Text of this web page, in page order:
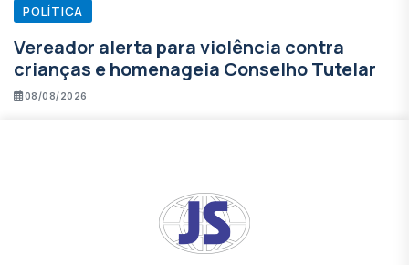
POLÍTICA
Vereador alerta para violência contra
crianças e homenageia Conselho Tutelar
08/08/2026